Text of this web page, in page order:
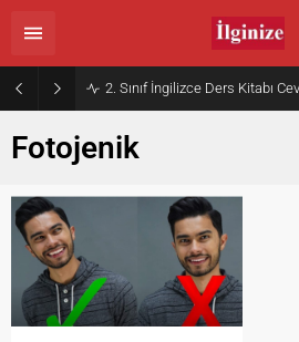
Fotojenik